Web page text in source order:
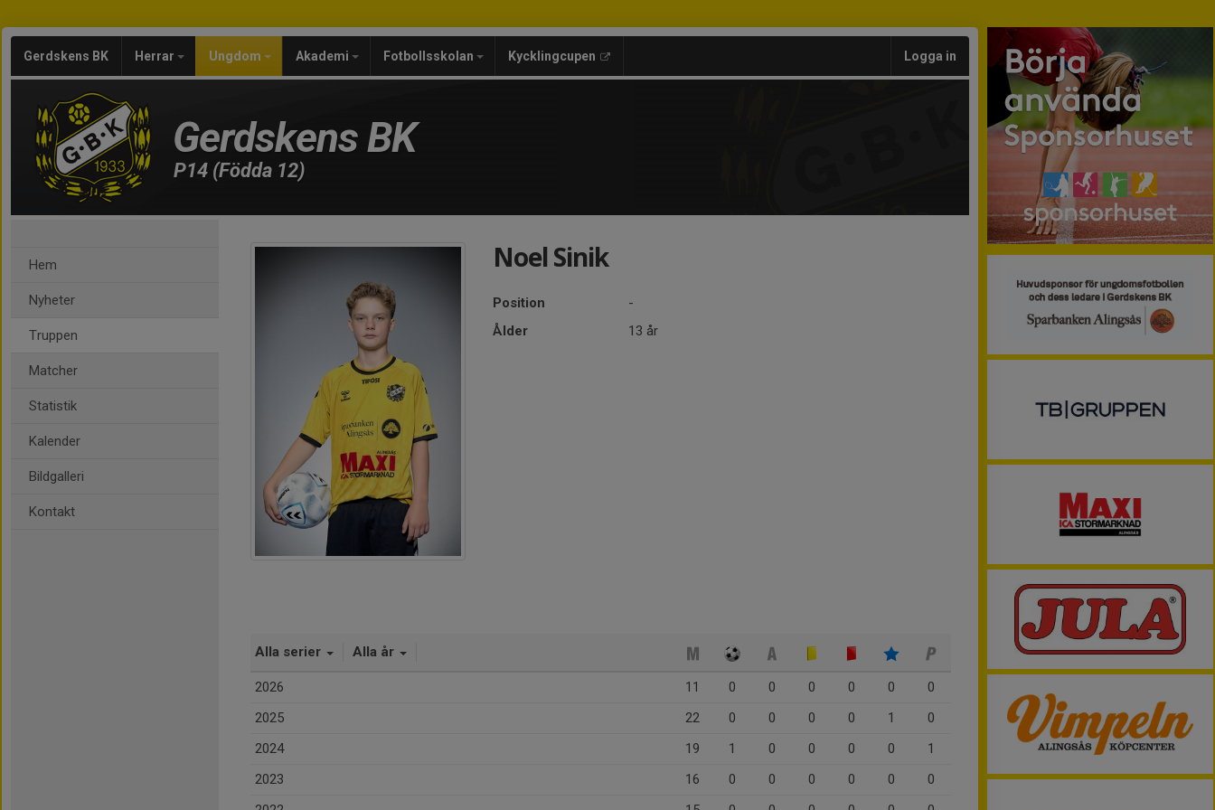
Gerdskens BK Herrar Ungdom Akademi Fotbollsskolan Kycklingcupen Logga in
Gerdskens BK
P14 (Födda 12)
Hem
Nyheter
Truppen
Matcher
Statistik
Kalender
Bildgalleri
Kontakt
Noel Sinik
Position
-
Ålder
13 år
Alla serier Alla år
2026 11 0 0 0 0 0
0
2025
22 0 0 0 0 1
0
2024
19 1 0 0 0 0
1
2023
16 0 0 0 0 0
0